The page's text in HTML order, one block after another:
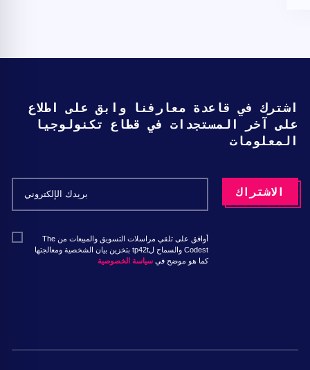
اشترك في قاعدة معارفنا وابق على اطلاع
على آخر المستجدات في قطاع تكنولوجيا
المعلومات
أوافق على تلقي مراسلات التسويق والمبيعات من The
Codest والسماح لtp42t بتخزين بيان الشخصية ومعالجتها
كما هو موضح في سياسة الخصوصية